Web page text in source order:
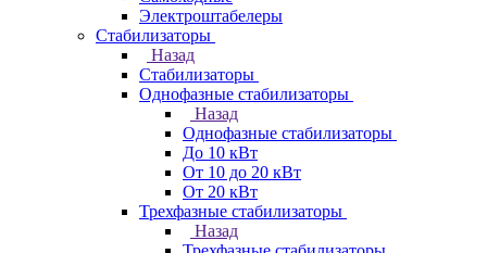
Электроштабелеры
Стабилизаторы
Назад
Стабилизаторы
Однофазные стабилизаторы
Назад
Однофазные стабилизаторы
До 10 кВт
От 10 до 20 кВт
От 20 кВт
Трехфазные стабилизаторы
Назад